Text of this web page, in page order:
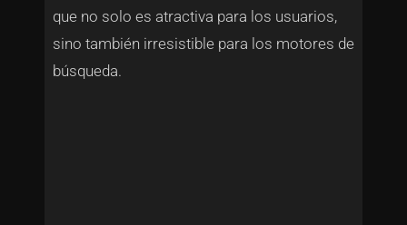
que no solo es atractiva para los usuarios,
sino también irresistible para los motores de
búsqueda.